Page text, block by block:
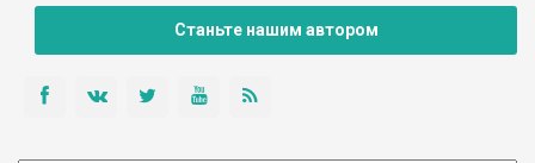
Станьте нашим автором